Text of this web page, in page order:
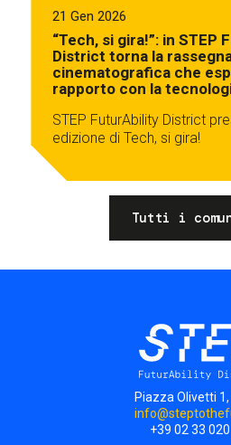
21 Gen 2026
“Tech, si gira!”: in STEP
District torna la
cinematografica che
rapporto con la
STEP FuturAbility District
edizione di Tech, si gira!
Tutti i
Piazza Olivetti
+39 02 33